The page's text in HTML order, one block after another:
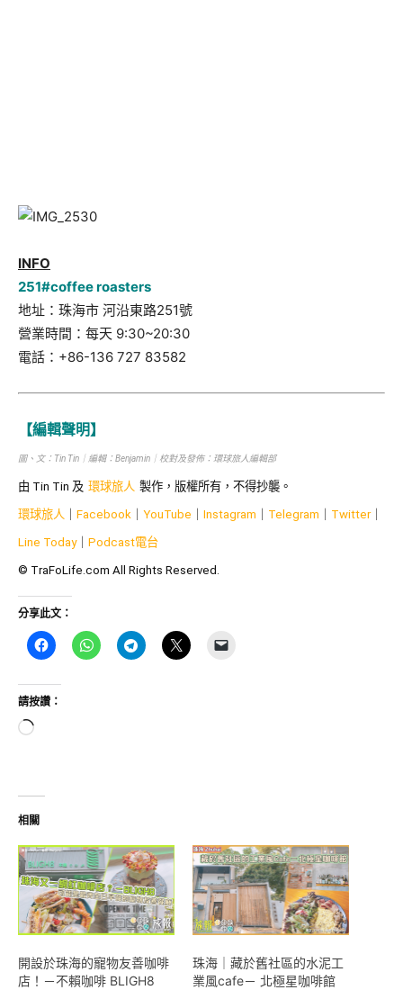
INFO
251#coffee roasters
地址：珠海市 河沿東路251號
營業時間：每天 9:30~20:30
電話：+86-136 727 83582
【編輯聲明】
圖、文：Tin Tin｜編輯：Benjamin｜校對及發佈：環球旅人編輯部
由 Tin Tin 及 環球旅人 製作，版權所有，不得抄襲。
環球旅人 Facebook YouTube Instagram Telegram Twitter｜
Line Today｜ Podcast電台
© TraFoLife.com All Rights Reserved.
分享此文：
請按讚：
正
入...
相關
開設於珠海的寵物友善咖啡
店！－不賴咖啡 BLIGH8
珠海｜藏於舊社區的水泥工
業風cafe－ 北極星咖啡館